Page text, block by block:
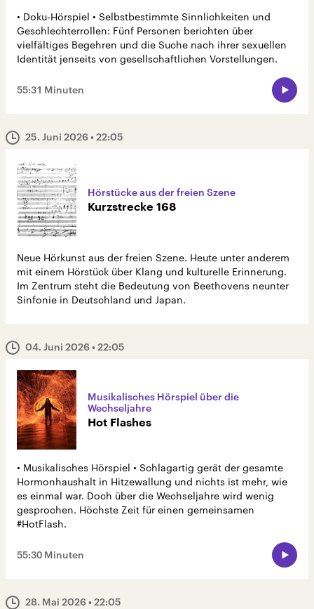
• Doku-Hörspiel • Selbstbestimmte Sinnlichkeiten und
Geschlechterrollen: Fünf Personen berichten über
vielfältiges Begehren und die Suche nach ihrer sexuellen
Identität jenseits von gesellschaftlichen Vorstellungen.
55:31 Minuten
25. Juni 2026• 22:05
Hörstücke aus der freien Szene
Kurzstrecke 168
Neue Hörkunst aus der freien Szene. Heute unter anderem
mit einem Hörstück über Klang und kulturelle Erinnerung.
Im Zentrum steht die Bedeutung von Beethovens neunter
Sinfonie in Deutschland und Japan.
04. Juni 2026• 22:05
Musikalisches Hörspiel über die
Wechseljahre
Hot Flashes
• Musikalisches Hörspiel • Schlagartig gerät der gesamte
Hormonhaushalt in Hitzewallung und nichts ist mehr, wie
es einmal war. Doch über die Wechseljahre wird wenig
gesprochen. Höchste Zeit für einen gemeinsamen
#HotFlash.
55:30 Minuten
28. Mai 2026• 22:05